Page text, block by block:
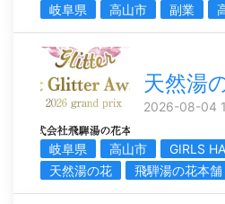
岐阜県 高山市 副業
天然湯
2026-08-04
岐阜県 高山市
GIRLS
天然湯の花
飛騨湯の花本舗